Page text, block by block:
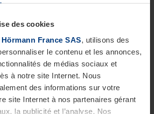
des cookies
Hörmann France SAS, utilisons des
le contenu et les annonces,
de médias sociaux et
à notre site Internet. Nous
des informations sur votre
site Internet à nos partenaires gérant
la publicité et l’analyse. Nos